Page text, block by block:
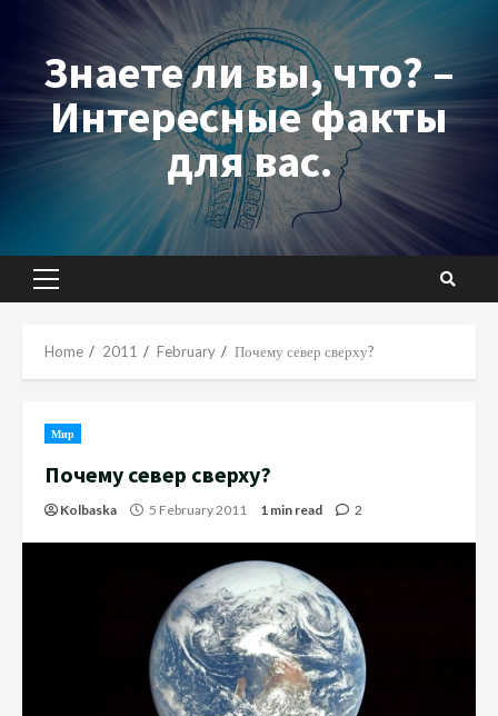
contentЗнаете ли вы, что? –
Интересные факты
для вас.
Primary
Home 2011 February Почему север сверху?
Мир
Почему север сверху?
Kolbaska 5 February 2011 1 min read 2